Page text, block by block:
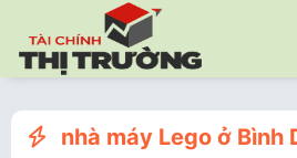
nhà máy Lego ở Bình